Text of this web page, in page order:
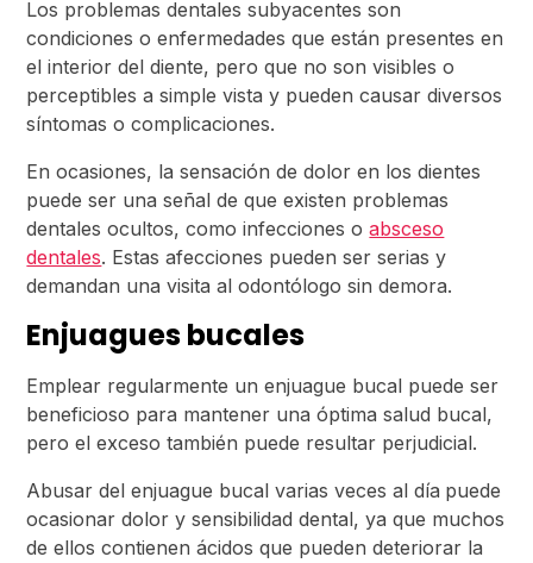
Los problemas dentales subyacentes son
condiciones o enfermedades que están presentes en
el interior del diente, pero que no son visibles o
perceptibles a simple vista y pueden causar diversos
síntomas o complicaciones.
En ocasiones, la sensación de dolor en los dientes
puede ser una señal de que existen problemas
dentales ocultos, como infecciones oabsceso
dentales. Estas afecciones pueden ser serias y
demandan una visita al odontólogo sin demora.
Enjuagues bucales
Emplear regularmente un enjuague bucal puede ser
beneficioso para mantener una óptima salud bucal,
pero el exceso también puede resultar perjudicial.
Abusar del enjuague bucal varias veces al día puede
ocasionar dolor y sensibilidad dental, ya que muchos
de ellos contienen ácidos que pueden deteriorar la